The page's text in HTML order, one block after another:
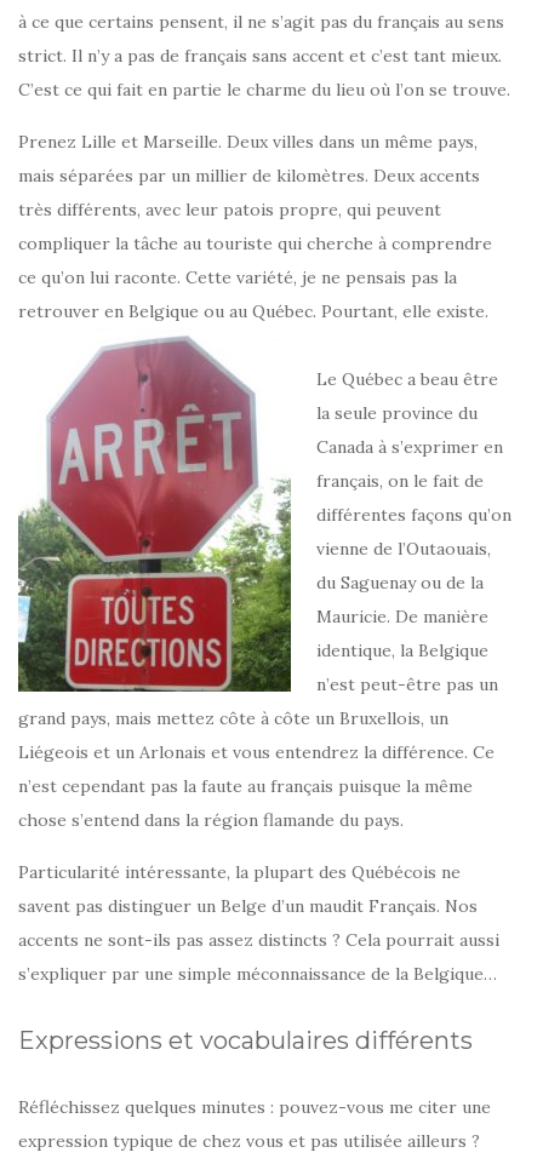
à ce que certains pensent, il ne s’agit pas du français au sens
strict. Il n’y a pas de français sans accent et c’est tant mieux.
C’est ce qui fait en partie le charme du lieu où l’on se trouve.
Prenez Lille et Marseille. Deux villes dans un même pays,
mais séparées par un millier de kilomètres. Deux accents
très différents, avec leur patois propre, qui peuvent
compliquer la tâche au touriste qui cherche à comprendre
ce qu’on lui raconte. Cette variété, je ne pensais pas la
retrouver en Belgique ou au Québec. Pourtant, elle existe.
Le Québec a beau être
la seule province du
Canada à s’exprimer en
français, on le fait de
différentes façons qu’on
vienne de l’Outaouais,
du Saguenay ou de la
Mauricie. De manière
identique, la Belgique
n’est peut-être pas un
grand pays, mais mettez côte à côte un Bruxellois, un
Liégeois et un Arlonais et vous entendrez la différence. Ce
n’est cependant pas la faute au français puisque la même
chose s’entend dans la région flamande du pays.
Particularité intéressante, la plupart des Québécois ne
savent pas distinguer un Belge d’un maudit Français. Nos
accents ne sont-ils pas assez distincts ? Cela pourrait aussi
s’expliquer par une simple méconnaissance de la Belgique…
Expressions et vocabulaires différents
Réfléchissez quelques minutes : pouvez-vous me citer une
expression typique de chez vous et pas utilisée ailleurs ?